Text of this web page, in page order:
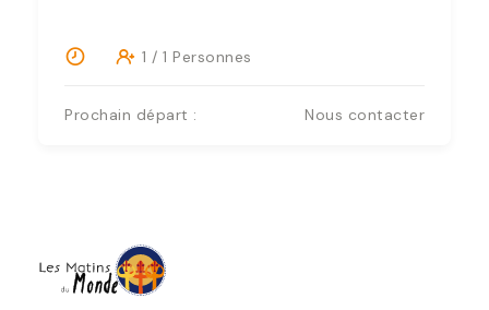
1 / 1 Personnes
Prochain départ : Nous contacter